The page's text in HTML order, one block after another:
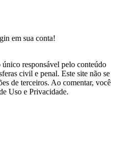
em sua conta!
responsável pelo conteúdo
civil e penal. Este site não se
de terceiros. Ao comentar, você
Uso e Privacidade.